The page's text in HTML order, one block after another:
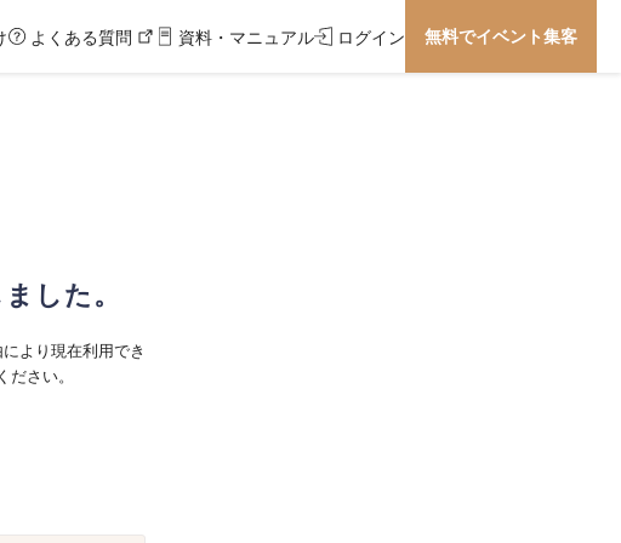
よくある質問 資料・マニュアル ログイン 無料でイベント集客
した。
より現在利用でき
さい。